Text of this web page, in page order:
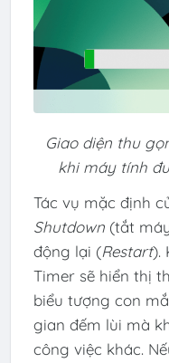
Giao diện thu
khi máy tính
Tác vụ mặc định
Shutdown(tắt
động lại (Restart).
Timer sẽ hiển thị
biểu tượng con
gian đếm lùi mà
công việc khác.